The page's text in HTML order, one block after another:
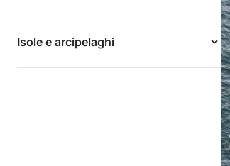
Isole e arcipelaghi